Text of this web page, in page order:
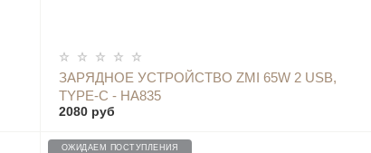
ЗАРЯДНОЕ УСТРОЙСТВО ZMI 65W 2 USB,
TYPE-C - HA835
2080 руб
ОПОВЕСТИТЬ
ОЖИДАЕМ ПОСТУПЛЕНИЯ